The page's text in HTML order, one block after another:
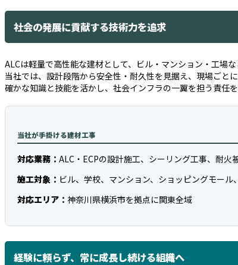
社会の発展に貢献する技術力を追求
ALCは軽量で高性能な建材として、ビル・マンション・工場な
当社では、設計段階から安全性・耐久性を見据え、現場ごと
確かな知識と技能を活かし、社会インフラの一翼を担う責任を
当社が手掛ける建材工事
対応業務： ALC・ECPの設計施工、シーリング工事、耐火
施工対象： ビル、学校、マンション、ショッピングモール
対応エリア： 神奈川県横浜市を拠点に関東全域
経験に頼らず、常に成長し続ける組織へ